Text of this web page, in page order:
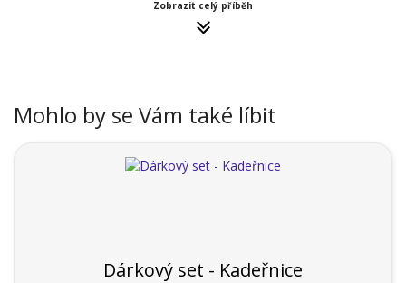
Zobrazit celý příběh
Mohlo by se Vám také líbit
Dárkový set - Kadeřnice